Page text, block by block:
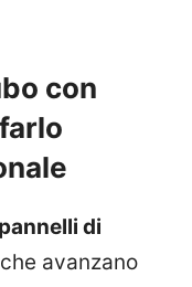
con
pannelli di
che avanzano